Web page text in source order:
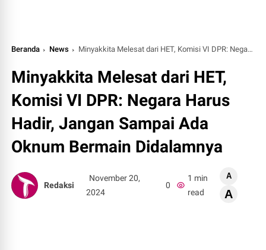
Beranda News Minyakkita Melesat dari HET, Komisi VI DPR: Negara Harus Hadir, Jangan Sampai Ada Oknum Bermain Didalamnya
Minyakkita Melesat dari HET,
Komisi VI DPR: Negara Harus
Hadir, Jangan Sampai Ada
Oknum Bermain Didalamnya
Redaksi
November 20,
2024
0
1 min
read
A
A